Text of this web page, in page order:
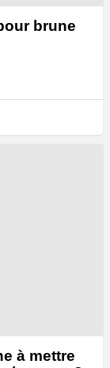
brune
à mettre